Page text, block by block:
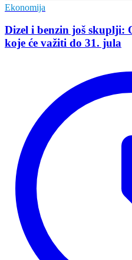
Ekonomija
Dizel i benzin još skuplji:
koje će važiti do 31. jula